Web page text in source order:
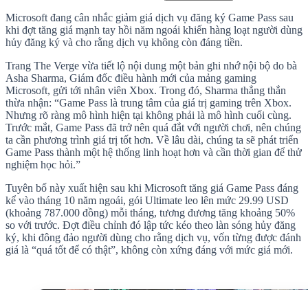
Microsoft đang cân nhắc giảm giá dịch vụ đăng ký Game Pass sau
khi đợt tăng giá mạnh tay hồi năm ngoái khiến hàng loạt người dùng
hủy đăng ký và cho rằng dịch vụ không còn đáng tiền.
Trang The Verge vừa tiết lộ nội dung một bản ghi nhớ nội bộ do bà
Asha Sharma, Giám đốc điều hành mới của mảng gaming
Microsoft, gửi tới nhân viên Xbox. Trong đó, Sharma thẳng thắn
thừa nhận: “Game Pass là trung tâm của giá trị gaming trên Xbox.
Nhưng rõ ràng mô hình hiện tại không phải là mô hình cuối cùng.
Trước mắt, Game Pass đã trở nên quá đắt với người chơi, nên chúng
ta cần phương trình giá trị tốt hơn. Về lâu dài, chúng ta sẽ phát triển
Game Pass thành một hệ thống linh hoạt hơn và cần thời gian để thử
nghiệm học hỏi.”
Tuyên bố này xuất hiện sau khi Microsoft tăng giá Game Pass đáng
kể vào tháng 10 năm ngoái, gói Ultimate leo lên mức 29.99 USD
(khoảng 787.000 đồng) mỗi tháng, tương đương tăng khoảng 50%
so với trước. Đợt điều chỉnh đó lập tức kéo theo làn sóng hủy đăng
ký, khi đông đảo người dùng cho rằng dịch vụ, vốn từng được đánh
giá là “quá tốt để có thật”, không còn xứng đáng với mức giá mới.